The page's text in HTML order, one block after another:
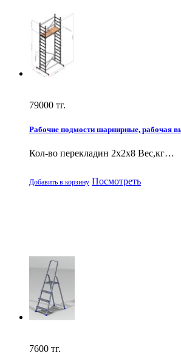
79000 тг.
Рабочие подмости шарнирные, рабочая
Кол-во перекладин 2x2x8 Вес,кг…
Добавить в корзину Посмотреть
7600 тг.